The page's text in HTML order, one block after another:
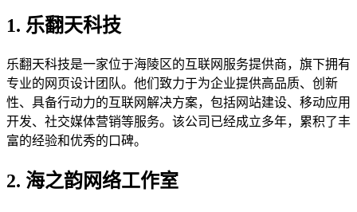
1. 乐翻天科技
乐翻天科技是一家位于海陵区的互联网服务提供商，旗下拥有
专业的网页设计团队。他们致力于为企业提供高品质、创新
性、具备行动力的互联网解决方案，包括网站建设、移动应用
开发、社交媒体营销等服务。该公司已经成立多年，累积了丰
富的经验和优秀的口碑。
2. 海之韵网络工作室